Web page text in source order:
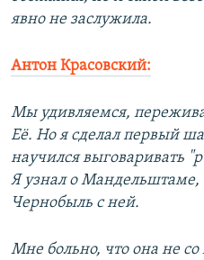
явно не заслужила.
Антон Красовский:
Мы удивляемся,
Её. Но я сделал первый
научился выговаривать
Я узнал о
Чернобыль с ней.
Мне больно, что она не